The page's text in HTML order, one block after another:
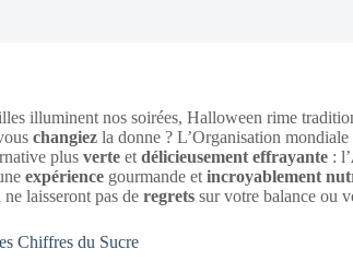
illuminent nos soirées, Halloween rime
changiez la donne ? L’Organisation mondiale
plus verte et délicieusement effrayante : l’
expérience gourmande et incroyablement
laisseront pas de regrets sur votre balance ou
Chiffres du Sucre